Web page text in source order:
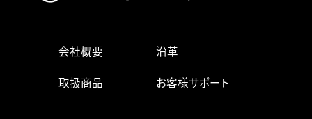
会社概要 沿革
取扱商品 お客様サポート